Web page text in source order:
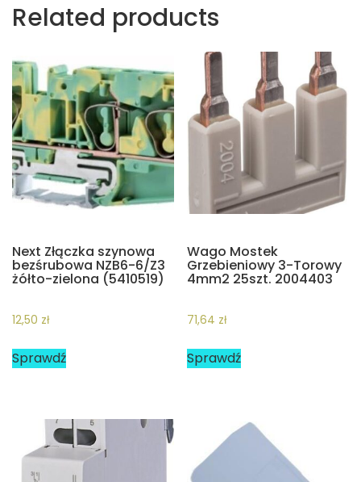
Related products
Next Złączka szynowa
bezśrubowa NZB6-6/Z3
żółto-zielona (5410519)
12,50 zł
Sprawdź
Wago Mostek
Grzebieniowy 3-Torowy
4mm2 25szt. 2004403
71,64 zł
Sprawdź